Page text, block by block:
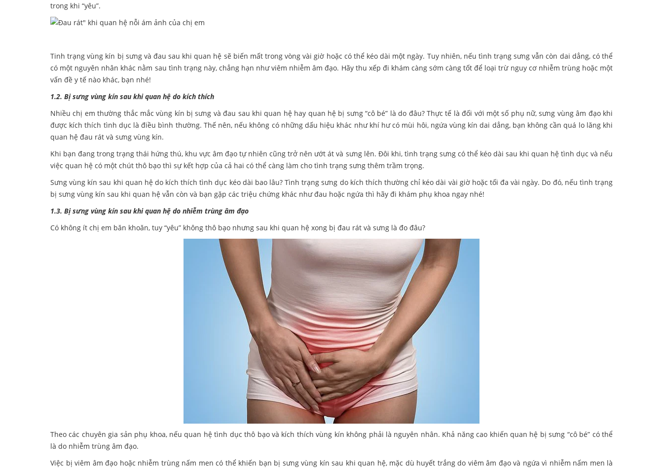
trong khi “yêu”.
Tinh trạng vùng kín bị sưng và đau sau khi quan hệ sẽ biến mất trong vòng vài giờ hoặc có thể kéo dài một ngày. Tuy nhiên, nếu tình trạng sưng vẫn còn dai dẳng, có thể
có một nguyên nhân khác nằm sau tình trạng này, chẳng hạn như viêm nhiễm âm đạo. Hãy thu xếp đi khám càng sớm càng tốt để loại trừ nguy cơ nhiễm trùng hoặc một
vấn đề y tế nào khác, bạn nhé!
1.2. Bị sưng vùng kín sau khi quan hệ do kích thích
Nhiều chị em thường thắc mắc vùng kín bị sưng và đau sau khi quan hệ hay quan hệ bị sưng “cô bé” là do đâu? Thực tế là đối với một số phụ nữ, sưng vùng âm đạo khi
được kích thích tình dục là điều bình thường. Thế nên, nếu không có những dấu hiệu khác như khí hư có mùi hôi, ngứa vùng kín dai dẳng, bạn không cần quá lo lăng khi
quan hệ đau rát và sưng vùng kín.
Khi bạn đang trong trạng thái hứng thú, khu vực âm đạo tự nhiên cũng trở nên ướt át và sưng lên. Đôi khi, tình trạng sưng có thể kéo dài sau khi quan hệ tình dục và nếu
việc quan hệ có một chút thô bạo thì sự kết hợp của cả hai có thể càng làm cho tình trạng sưng thêm trầm trọng.
Sưng vùng kín sau khi quan hệ do kích thích tình dục kéo dài bao lâu? Tình trạng sưng do kích thích thường chỉ kéo dài vài giờ hoặc tối đa vài ngày. Do đó, nếu tình trạng
bị sưng vùng kín sau khi quan hệ vẫn còn và bạn gặp các triệu chứng khác như đau hoặc ngứa thì hãy đi khám phụ khoa ngay nhé!
1.3. Bị sưng vùng kín sau khi quan hệ do nhiễm trùng âm đạo
Có không ít chị em băn khoăn, tuy “yêu” không thô bạo nhưng sau khi quan hệ xong bị đau rát và sưng là đo đâu?
Theo các chuyên gia sản phụ khoa, nếu quan hệ tình dục thô bạo và kích thích vùng kín không phải là nguyên nhân. Khả năng cao khiến quan hệ bị sưng “cô bé” có thể
là do nhiễm trùng âm đạo.
Việc bị viêm âm đạo hoặc nhiễm trùng nấm men có thể khiến bạn bị sưng vùng kín sau khi quan hệ, mặc dù huyết trắng do viêm âm đạo và ngứa vì nhiễm nấm men là